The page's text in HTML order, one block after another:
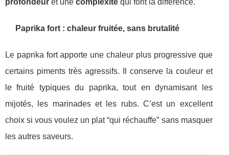
profondeur et une complexité qui font la différence.
Paprika fort : chaleur fruitée, sans brutalité
Le paprika fort apporte une chaleur plus progressive que
certains piments très agressifs. Il conserve la couleur et
le fruité typiques du paprika, tout en dynamisant les
mijotés, les marinades et les rubs. C’est un excellent
choix si vous voulez un plat “qui réchauffe” sans masquer
les autres saveurs.